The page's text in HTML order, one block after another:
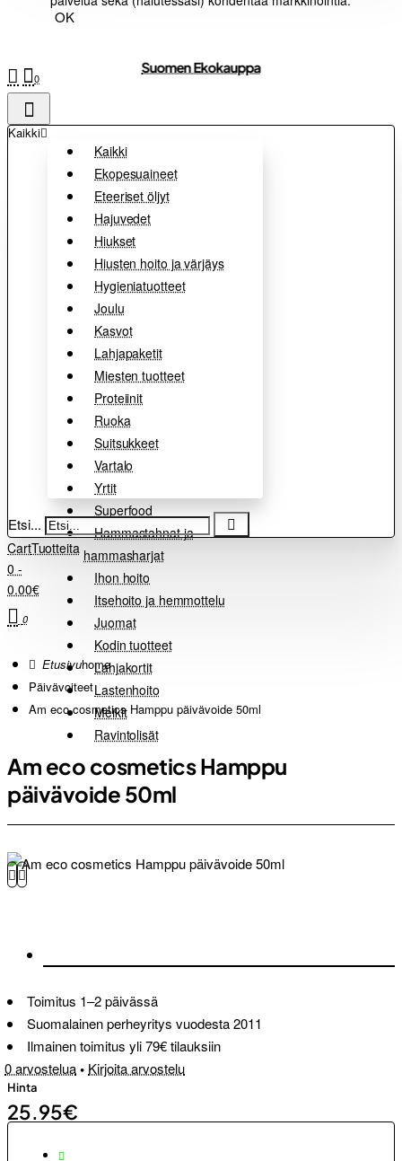
OK
Suomen Ekokauppa
0
Kaikki
Kaikki
Ekopesuaineet
Eteeriset öljyt
Hajuvedet
Hiukset
Hiusten hoito ja värjäys
Hygieniatuotteet
Joulu
Kasvot
Lahjapaketit
Miesten tuotteet
Proteiinit
Ruoka
Suitsukkeet
Vartalo
Yrtit
Superfood
Hammastahnat ja
hammasharjat
Ihon hoito
Itsehoito ja hemmottelu
Juomat
Kodin tuotteet
Lahjakortit
Lastenhoito
Meikit
Ravintolisät
Etsi...
CartTuotteita
0 -
0.00€
0
home
Päivävoiteet
Am eco cosmetics Hamppu päivävoide 50ml
Am eco cosmetics Hamppu
päivävoide 50ml
Toimitus 1–2 päivässä
Suomalainen perheyritys vuodesta 2011
Ilmainen toimitus yli 79€ tilauksiin
0 arvostelua• Kirjoita arvostelu
Hinta
25.95€